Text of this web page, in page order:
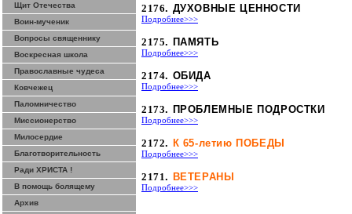
Щит Отечества
Воин-мученик
Вопросы священнику
Воскресная школа
Православные чудеса
Ковчежец
Паломничество
Миссионерство
Милосердие
Благотворительность
Ради ХРИСТА !
В помощь болящему
Архив
2176. ДУХОВНЫЕ ЦЕННОСТИ
Подробнее>>>
2175. ПАМЯТЬ
Подробнее>>>
2174. ОБИДА
Подробнее>>>
2173. ПРОБЛЕМНЫЕ ПОДРОСТКИ
Подробнее>>>
2172. К 65-летию ПОБЕДЫ
Подробнее>>>
2171. ВЕТЕРАНЫ
Подробнее>>>